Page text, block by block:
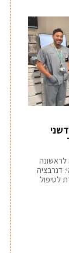
לראשונה
דנרבציה
לטיפול